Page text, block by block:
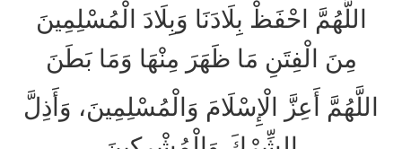
اللَّهُمَّ احْفَظْ بِلَادَنَا وَبِلَادَ الْمُسْلِمِينَ
مِنَ الْفِتَنِ مَا ظَهَرَ مِنْهَا وَمَا بَطَنَ
اللَّهُمَّ أَعِزَّ الْإِسْلَامَ وَالْمُسْلِمِينَ، وَأَذِلَّ